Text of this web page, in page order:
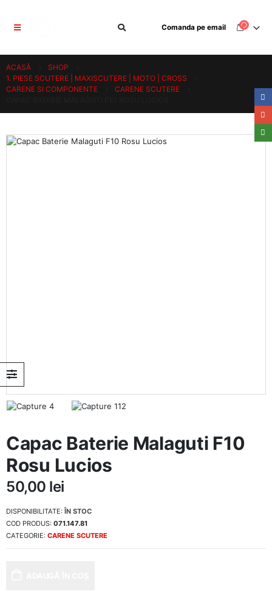
Comanda pe email
ACASĂ
SHOP
1. PIESE SCUTERE | MAXISCUTERE | MOTO | CROSS
CARENE SI COMPONENTE
CARENE SCUTERE
Capac Baterie Malaguti F10
Rosu Lucios
50,00 lei
DISPONIBILITATE: ÎN STOC
COD PRODUS: 071.147.81
CATEGORIE: CARENE SCUTERE